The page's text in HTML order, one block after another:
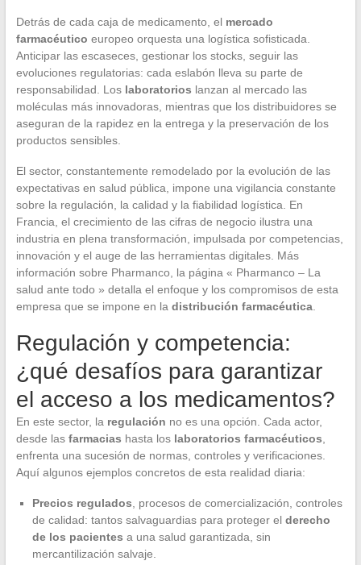
Detrás de cada caja de medicamento, el mercado
farmacéutico europeo orquesta una logística sofisticada.
Anticipar las escaseces, gestionar los stocks, seguir las
evoluciones regulatorias: cada eslabón lleva su parte de
responsabilidad. Los laboratorios lanzan al mercado las
moléculas más innovadoras, mientras que los distribuidores se
aseguran de la rapidez en la entrega y la preservación de los
productos sensibles.
El sector, constantemente remodelado por la evolución de las
expectativas en salud pública, impone una vigilancia constante
sobre la regulación, la calidad y la fiabilidad logística. En
Francia, el crecimiento de las cifras de negocio ilustra una
industria en plena transformación, impulsada por competencias,
innovación y el auge de las herramientas digitales. Más
información sobre Pharmanco, la página « Pharmanco – La
salud ante todo » detalla el enfoque y los compromisos de esta
empresa que se impone en la distribución farmacéutica.
Regulación y competencia:
¿qué desafíos para garantizar
el acceso a los medicamentos?
En este sector, la regulación no es una opción. Cada actor,
desde las farmacias hasta los laboratorios farmacéuticos
enfrenta una sucesión de normas, controles y verificaciones.
Aquí algunos ejemplos concretos de esta realidad diaria:
Precios regulados , procesos de comercialización, controles
de calidad: tantos salvaguardias para proteger el derecho
de los pacientes a una salud garantizada, sin
mercantilización salvaje.